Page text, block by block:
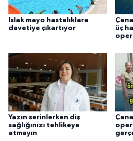
Islak mayo hastalıklara
davetiye çıkartıyor
üç
Yazın serinlerken diş
sağlığınızı tehlikeye
atmayın